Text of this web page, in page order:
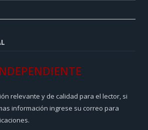
relevante y de calidad para el lector, si
información ingrese su correo para